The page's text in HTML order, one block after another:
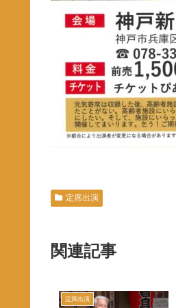
定席出演
関連記事
定席出演